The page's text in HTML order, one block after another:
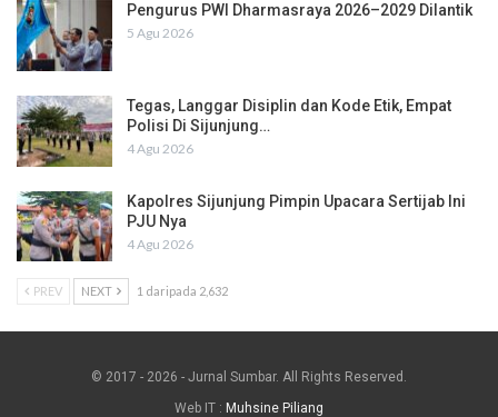
Pengurus PWI Dharmasraya 2026–2029 Dilantik
5 Agu 2026
Tegas, Langgar Disiplin dan Kode Etik, Empat
Polisi Di Sijunjung…
4 Agu 2026
Kapolres Sijunjung Pimpin Upacara Sertijab Ini
PJU Nya
4 Agu 2026
PREV NEXT 1 daripada 2,632
© 2017 - 2026 - Jurnal Sumbar. All Rights Reserved.
Web IT : Muhsine Piliang